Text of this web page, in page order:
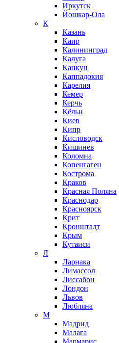
Иркутск
Йошкар-Ола
К
Казань
Каир
Калининград
Калуга
Канкун
Каппадокия
Карелия
Кемер
Керчь
Кёльн
Киев
Кипр
Кисловодск
Кишинев
Коломна
Копенгаген
Кострома
Краков
Красная Поляна
Краснодар
Красноярск
Крит
Кронштадт
Крым
Кутаиси
Л
Ларнака
Лимассол
Лиссабон
Лондон
Львов
Любляна
М
Мадрид
Малага
Мармарис